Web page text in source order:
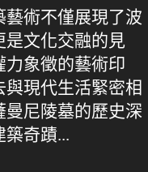
術不僅展現了波
文化交融的見
象徵的藝術印
現代生活緊密相
尼陵墓的歷史深
奇蹟...